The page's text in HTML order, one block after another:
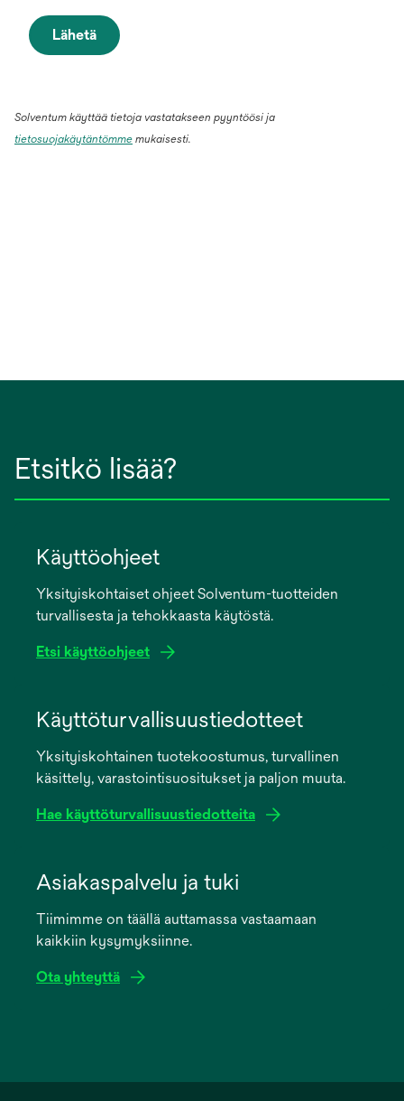
Lähetä
Solventum käyttää tietoja vastatakseen pyyntöösi ja
tietosuojakäytäntömme mukaisesti.
Etsitkö lisää?
Käyttöohjeet
Yksityiskohtaiset ohjeet Solventum-tuotteiden
turvallisesta ja tehokkaasta käytöstä.
Etsi käyttöohjeet
new
Käyttöturvallisuustiedotteet
Yksityiskohtainen tuotekoostumus, turvallinen
käsittely, varastointisuositukset ja paljon muuta.
Hae käyttöturvallisuustiedotteita
new
Asiakaspalvelu ja tuki
Tiimimme on täällä auttamassa vastaamaan
kaikkiin kysymyksiinne.
Ota yhteyttä